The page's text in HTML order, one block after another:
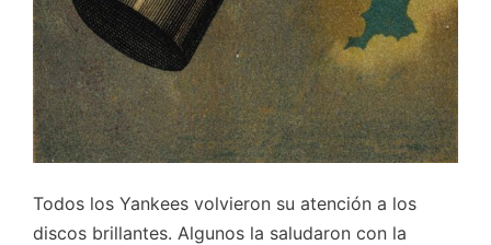
Todos los Yankees volvieron su atención a los
discos brillantes. Algunos la saludaron con la